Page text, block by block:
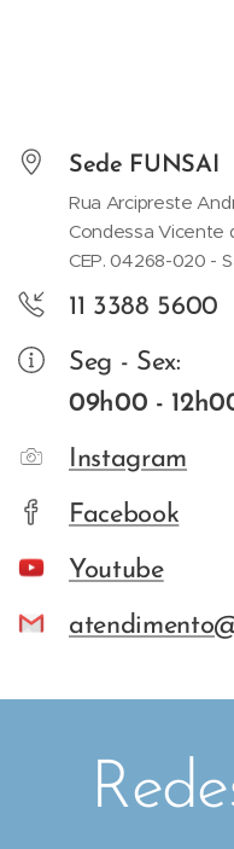
Sede FUNSAI
Rua Arcipreste
Condessa Vicente
CEP. 04268-020 -
11 3388 5600
Seg - Sex:
09h00 -
Instagram
Facebook
Youtube